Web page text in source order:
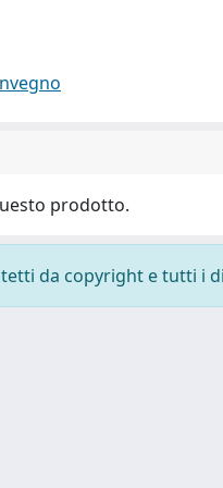
prodotto.
da copyright e tutti i